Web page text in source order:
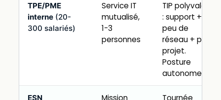
TPE/PME
interne (20-
300 salariés)
Service IT
mutualisé,
1-3
personnes
TIP polyvalent
: support + un
peu de
réseau + petit
projet.
Posture
autonome.
ESN Mission Tournée